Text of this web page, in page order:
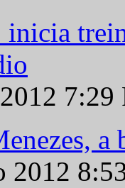
inicia
2012